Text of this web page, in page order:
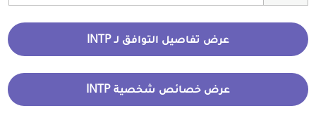
عرض تفاصيل التوافق لـ INTP
عرض خصائص شخصية INTP